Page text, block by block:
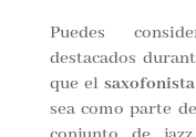
Puedes
destacados
que el saxofonista
sea como parte